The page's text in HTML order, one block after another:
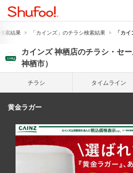
索結果 「カインズ」のチラシ検索結果 「カ
カインズ 神栖店のチラシ・セ
神栖市）
チラシ タイム ライン
黄金ラガー